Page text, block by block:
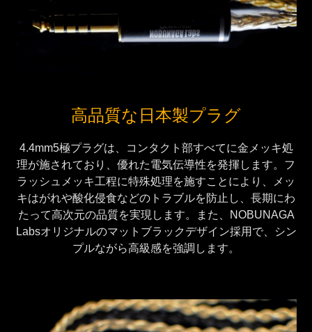
高品質な日本製プラグ
4.4mm5極プラグは、コンタクト部すべてに金メッキ処
理が施されており、優れた電気伝導性を発揮します。フ
ラッシュメッキ工程に特殊処理を施すことにより、メッ
キはがれや酸化侵食などのトラブルを防止し、長期にわ
たって高次元の品質を実現します。また、NOBUNAGA
Labsオリジナルのマットブラックデザイン採用で、シン
プルながら高級感を強調します。